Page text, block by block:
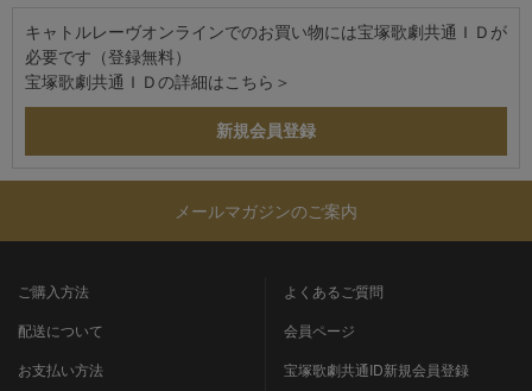
キャトルレーヴオンラインでのお買い物には宝塚歌劇共通ＩＤが
必要です（登録無料）
宝塚歌劇共通ＩＤの詳細は こちら＞
メールマガジンのご案内
ご購入方法
配送について
お支払い方法
よくあるご質問
会員ページ
宝塚歌劇共通ID新規会員登録